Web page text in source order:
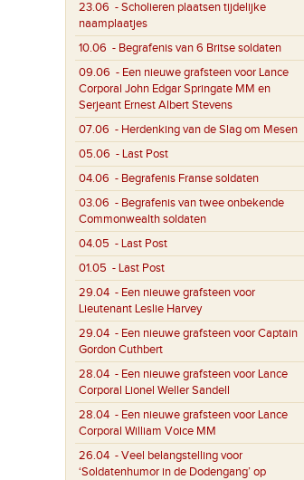
23.06 - Scholieren plaatsen tijdelijke
naamplaatjes
10.06 - Begrafenis van 6 Britse soldaten
09.06 - Een nieuwe grafsteen voor Lance
Corporal John Edgar Springate MM en
Serjeant Ernest Albert Stevens
07.06 - Herdenking van de Slag om Mesen
05.06 - Last Post
04.06 - Begrafenis Franse soldaten
03.06 - Begrafenis van twee onbekende
Commonwealth soldaten
04.05 - Last Post
01.05 - Last Post
29.04 - Een nieuwe grafsteen voor
Lieutenant Leslie Harvey
29.04 - Een nieuwe grafsteen voor Captain
Gordon Cuthbert
28.04 - Een nieuwe grafsteen voor Lance
Corporal Lionel Weller Sandell
28.04 - Een nieuwe grafsteen voor Lance
Corporal William Voice MM
26.04 - Veel belangstelling voor
‘Soldatenhumor in de Dodengang’ op